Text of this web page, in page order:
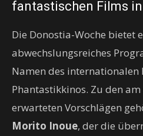
fantastischen Films
Die Donostia-Woche bietet
abwechslungsreiches
Namen des internationalen
Phantastikkinos. Zu den
erwarteten Vorschlägen
Morito Inoue, der die